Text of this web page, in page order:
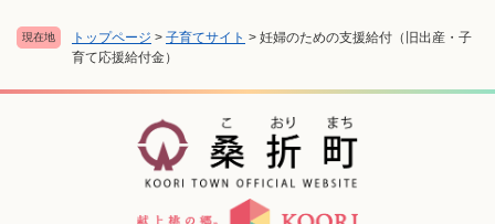
現在地 トップページ > 子育てサイト > 妊婦のための支援給付（旧出産・子
育て応援給付金）